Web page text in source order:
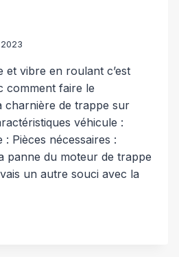
et vibre en roulant c’est
comment faire le
charnière de trappe sur
véhicule :
: Pièces nécessaires :
panne du moteur de trappe
un autre souci avec la